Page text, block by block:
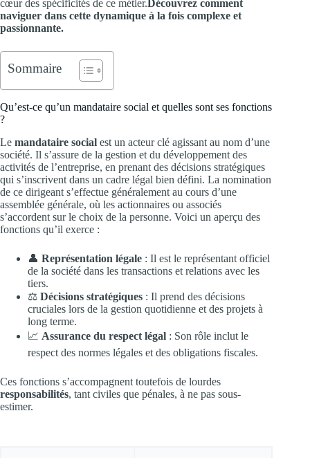
cœur des spécificités de ce métier.Découvrez comment
naviguer dans cette dynamique à la fois complexe et
passionnante.
Sommaire
Qu’est-ce qu’un mandataire social et quelles sont ses fonctions
?
Le mandataire social est un acteur clé agissant au nom d’une
société. Il s’assure de la gestion et du développement des
activités de l’entreprise, en prenant des décisions stratégiques
qui s’inscrivent dans un cadre légal bien défini. La nomination
de ce dirigeant s’effectue généralement au cours d’une
assemblée générale, où les actionnaires ou associés
s’accordent sur le choix de la personne. Voici un aperçu des
fonctions qu’il exerce :
👤 Représentation légale : Il est le représentant officiel
de la société dans les transactions et relations avec les
tiers.
⚖️ Décisions stratégiques : Il prend des décisions
cruciales lors de la gestion quotidienne et des projets à
long terme.
📈 Assurance du respect légal : Son rôle inclut le
respect des normes légales et des obligations fiscales.
Ces fonctions s’accompagnent toutefois de lourdes
responsabilités, tant civiles que pénales, à ne pas sous-
estimer.